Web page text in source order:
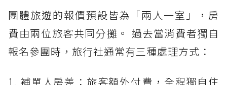
團體旅遊的報價預設皆為「兩人一室」，房
費由兩位旅客共同分攤。 過去當消費者獨自
報名參團時，旅行社通常有三種處理方式：
1. 補單人房差：旅客額外付費，全程獨自住